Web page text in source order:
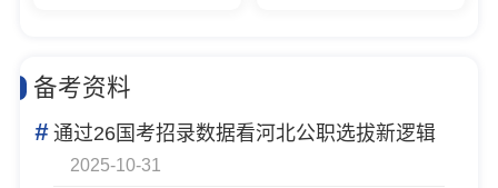
备考资料
#通过26国考招录数据看河北公职选拔新逻辑
2025-10-31